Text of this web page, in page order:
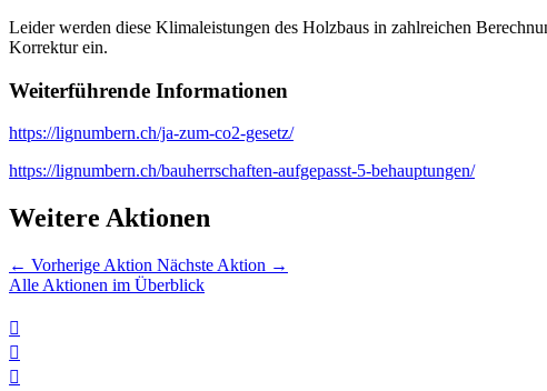
Leider werden diese Klimaleistungen des Holzbaus in zahlreichen
Korrektur ein.
Weiterführende Informationen
https://lignumbern.ch/ja-zum-co2-gesetz/
https://lignumbern.ch/bauherrschaften-aufgepasst-5-behauptungen/
Weitere Aktionen
← Vorherige Aktion Nächste Aktion →
Alle Aktionen im Überblick


